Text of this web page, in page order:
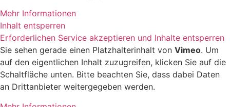
Mehr Informationen
Inhalt entsperren
Erforderlichen Service akzeptieren und Inhalte entsperren
Sie sehen gerade einen Platzhalterinhalt von Vimeo. Um
auf den eigentlichen Inhalt zuzugreifen, klicken Sie auf die
Schaltfläche unten. Bitte beachten Sie, dass dabei Daten
an Drittanbieter weitergegeben werden.